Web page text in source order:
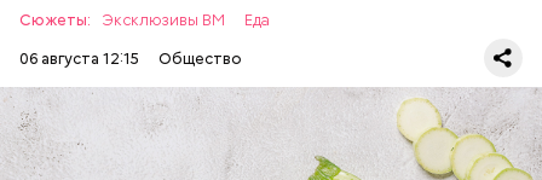
Сюжеты: Эксклюзивы ВМ
Еда
06 августа 12:15
Общество
Ингредиенты: